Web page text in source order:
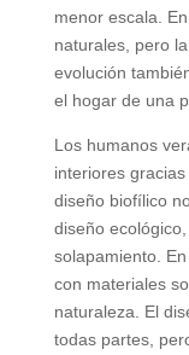
menor escala.
naturales, pero
evolución
el hogar de una
Los humanos
interiores
diseño biofílico
diseño
solapamiento.
con materiales
naturaleza. El
todas partes,